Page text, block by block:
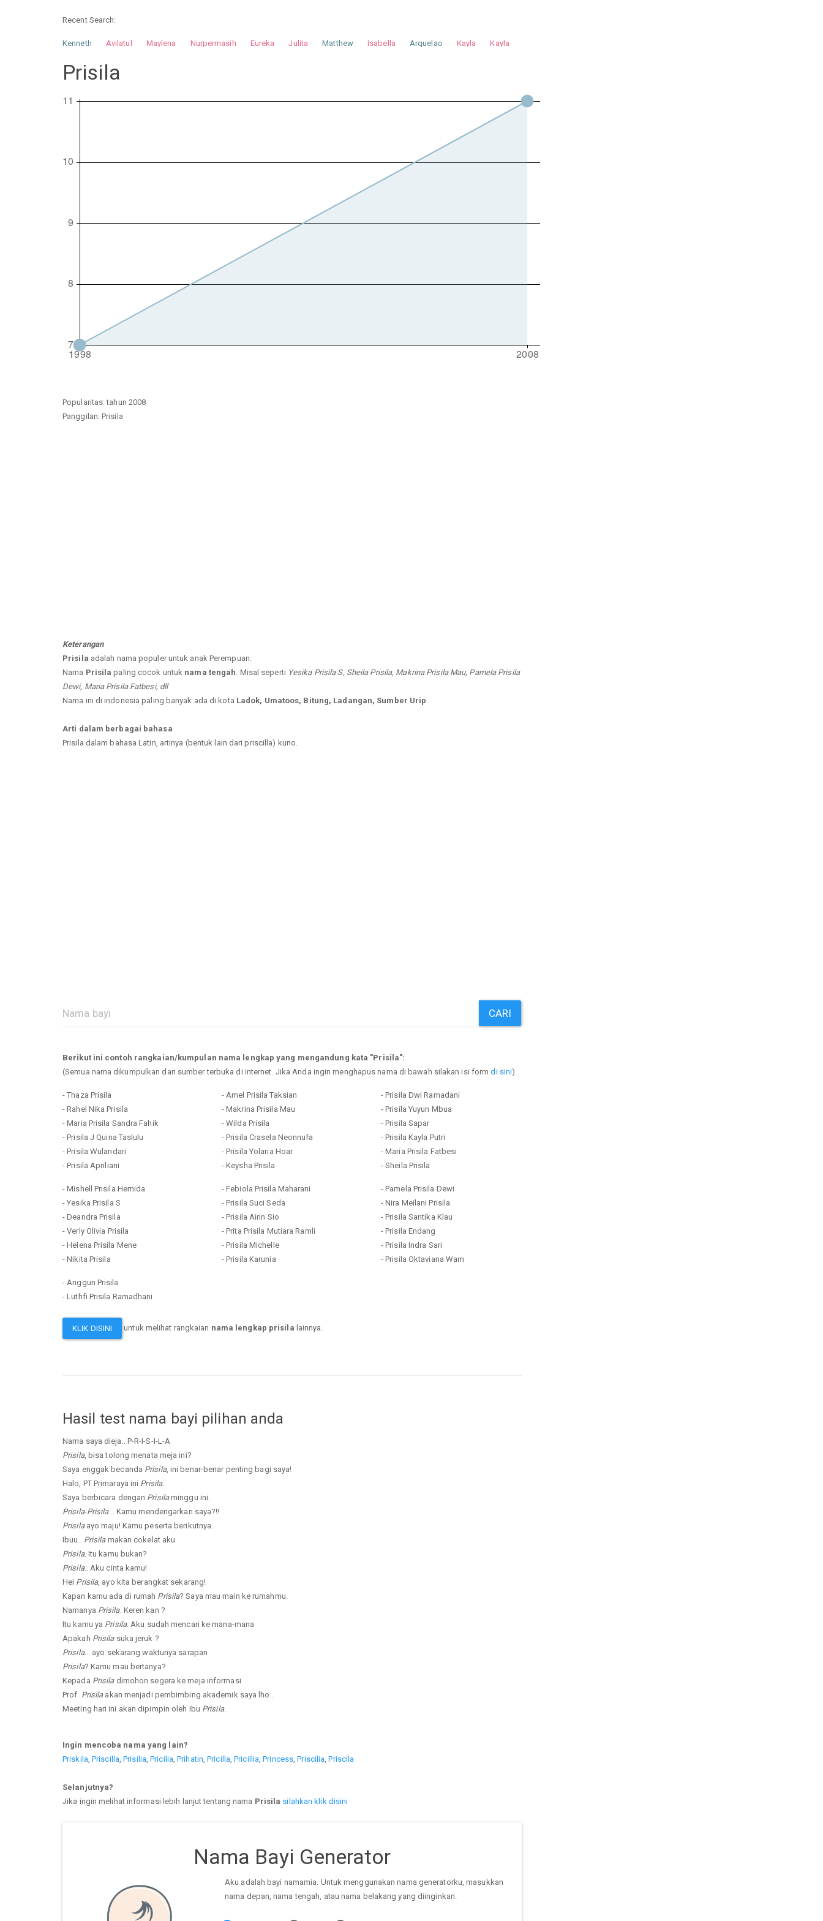
Recent Search:
Kenneth Avilatul Maylena Nurpermasih Eureka Julita Matthew Isabella Arquelao Kayla
Kayla
Prisila
Popularitas: tahun 2008
Panggilan: Prisila
Keterangan
Prisila adalah nama populer untuk anak Perempuan.
Nama Prisila paling cocok untuk nama tengah . Misal seperti Yesika Prisila S, Sheila Prisila, Makrina Prisila Mau, Pamela Prisila
Dewi, Maria Prisila Fatbesi, dll
Nama ini di indonesia paling banyak ada di kota Ladok, Umatoos, Bitung, Ladangan, Sumber Urip
Arti dalam berbagai bahasa
Prisila dalam bahasa Latin, artinya (bentuk lain dari priscilla) kuno.
CARI
Berikut ini contoh rangkaian/kumpulan nama lengkap yang mengandung kata "Prisila":
(Semua nama dikumpulkan dari sumber terbuka di internet. Jika Anda ingin menghapus nama di bawah silakan isi formdi sini)
- Thaza Prisila
- Rahel Nika Prisila
- Maria Prisila Sandra Fahik
- Prisila J Quina Taslulu
- Prisila Wulandari
- Prisila Apriliani
- Amel Prisila Taksian
- Makrina Prisila Mau
- Wilda Prisila
- Prisila Crasela Neonnufa
- Prisila Yolaria Hoar
- Keysha Prisila
- Prisila Dwi Ramadani
- Prisila Yuyun Mbua
- Prisila Sapar
- Prisila Kayla Putri
- Maria Prisila Fatbesi
- Sheila Prisila
- Mishell Prisila Hernida
- Yesika Prisila S
- Deandra Prisila
- Verly Olivia Prisila
- Helena Prisila Mene
- Nikita Prisila
- Febiola Prisila Maharani
- Prisila Suci Seda
- Prisila Airin Sio
- Prita Prisila Mutiara Ramli
- Prisila Michelle
- Prisila Karunia
- Pamela Prisila Dewi
- Nira Meilani Prisila
- Prisila Santika Klau
- Prisila Endang
- Prisila Indra Sari
- Prisila Oktaviana Wam
- Anggun Prisila
- Luthfi Prisila Ramadhani
KLIK DISINI untuk melihat rangkaian nama lengkap prisila lainnya.
Hasil test nama bayi pilihan anda
Nama saya dieja.. P-R-I-S-I-L-A
Prisila, bisa tolong menata meja ini?
Saya enggak becanda Prisila, ini benar-benar penting bagi saya!
Halo, PT Primaraya ini Prisila.
Saya berbicara dengan Prisilaminggu ini.
Prisila-Prisila.. Kamu mendengarkan saya?!!
Prisilaayo maju! Kamu peserta berikutnya..
Ibuu.. Prisilamakan cokelat aku
Prisila. Itu kamu bukan?
Prisila.. Aku cinta kamu!
Hei Prisila, ayo kita berangkat sekarang!
Kapan kamu ada di rumah Prisila? Saya mau main ke rumahmu.
Namanya Prisila. Keren kan ?
Itu kamu ya Prisila. Aku sudah mencari ke mana-mana
Apakah Prisilasuka jeruk ?
Prisila... ayo sekarang waktunya sarapan
Prisila? Kamu mau bertanya?
Kepada Prisiladimohon segera ke meja informasi
Prof. Prisilaakan menjadi pembimbing akademik saya lho..
Meeting hari ini akan dipimpin oleh Ibu Prisila.
Ingin mencoba nama yang lain?
Priskila ,Priscilla ,Prisilia ,Pricilia ,Prihatin ,Pricilla ,Pricillia ,Princess ,Priscilia ,Priscila
Selanjutnya?
Jika ingin melihat informasi lebih lanjut tentang nama Prisila silahkan klik disini
Nama Bayi Generator
Aku adalah bayi namamia. Untuk menggunakan nama generatorku, masukkan
nama depan, nama tengah, atau nama belakang yang diinginkan.